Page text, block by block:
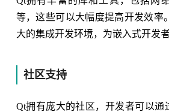
等，这些可以大幅度提高开发效率
大的集成开发环境，为嵌入式开发
社区支持
Qt拥有庞大的社区，开发者可以通